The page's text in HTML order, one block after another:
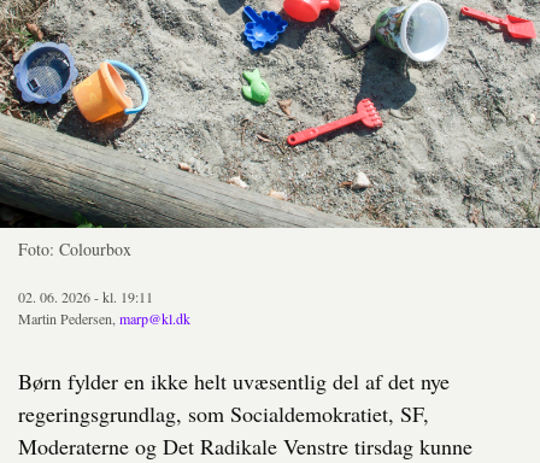
Foto: Colourbox
02. 06. 2026 - kl. 19:11
Martin Pedersen, marp@kl.dk
Børn fylder en ikke helt uvæsentlig del af det nye
regeringsgrundlag, som Socialdemokratiet, SF,
Moderaterne og Det Radikale Venstre tirsdag kunne